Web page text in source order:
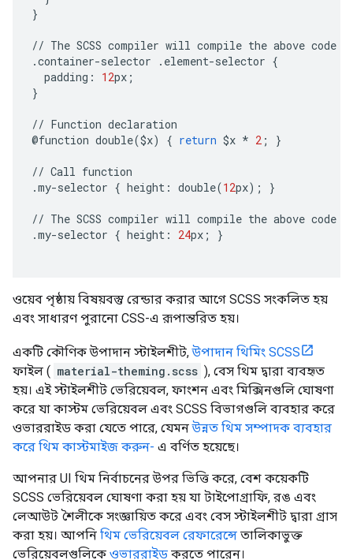
}
// The SCSS compiler will compile the above code
.container-selector . element-selector {
padding : 12px ;
}
// Function declaration
@function double($x) { return $x * 2 ; }
// Call function
.my-selector { height : double(12px); }
// The SCSS compiler will compile the above code
.my-selector { height : 24px ; }
ওয়েব পৃষ্ঠায় বিষয়বস্তু রেন্ডার করার আগে SCSS সংকলিত হয়
এবং সাধারণ পুরানো CSS-এ রূপান্তরিত হয়।
একটি কৌণিক উপাদান স্টাইলশীট,উপাদান থিমিং SCSS
ফাইল ( material-theming.scss ), বেস থিম দ্বারা ব্যবহৃত
হয়। এই স্টাইলশীট ভেরিয়েবল, ফাংশন এবং মিক্সিনগুলি ঘোষণা
করে যা কাস্টম ভেরিয়েবল এবং SCSS বিভাগগুলি ব্যবহার করে
ওভাররাইড করা যেতে পারে, যেমনউন্নত থিম সম্পাদক ব্যবহার
করে থিম কাস্টমাইজ করুন- এ বর্ণিত হয়েছে।
আপনার UI থিম নির্বাচনের উপর ভিত্তি করে, বেশ কয়েকটি
SCSS ভেরিয়েবল ঘোষণা করা হয় যা টাইপোগ্রাফি, রঙ এবং
লেআউট শৈলীকে সংজ্ঞায়িত করে এবং বেস স্টাইলশীট দ্বারা গ্রাস
করা হয়। আপনি থিম ভেরিয়েবল রেফারেন্সে তালিকাভুক্ত
ভেরিয়েবলগুলিকে ওভাররাইড করতে পারেন।